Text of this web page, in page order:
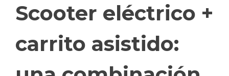
Scooter eléctrico +
carrito asistido: